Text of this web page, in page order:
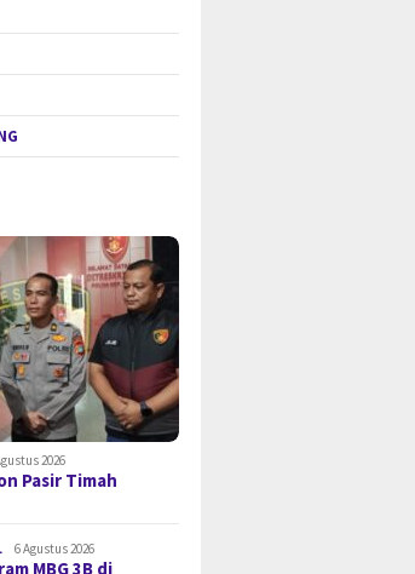
2026
Pasir Timah
6 Agustus 2026
MBG 3B di